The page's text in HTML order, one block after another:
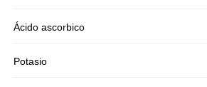
Ácido ascorbico
Potasio